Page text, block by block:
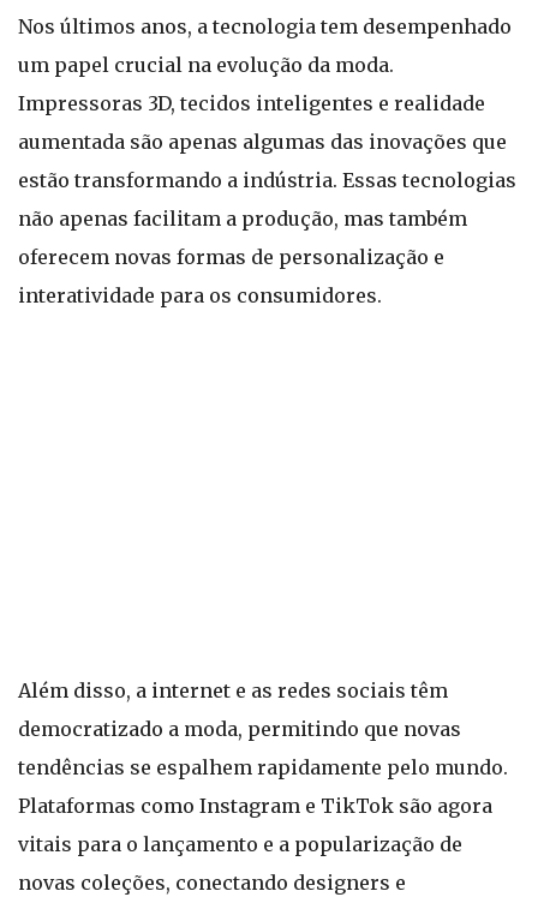
Nos últimos anos, a tecnologia tem desempenhado
um papel crucial na evolução da moda.
Impressoras 3D, tecidos inteligentes e realidade
aumentada são apenas algumas das inovações que
estão transformando a indústria. Essas tecnologias
não apenas facilitam a produção, mas também
oferecem novas formas de personalização e
interatividade para os consumidores.
Além disso, a internet e as redes sociais têm
democratizado a moda, permitindo que novas
tendências se espalhem rapidamente pelo mundo.
Plataformas como Instagram e TikTok são agora
vitais para o lançamento e a popularização de
novas coleções, conectando designers e